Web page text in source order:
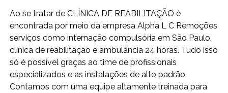
Ao se tratar de CLÍNICA DE REABILITAÇÃO é
encontrada por meio da empresa Alpha L C Remoções
serviços como internação compulsória em São Paulo,
clínica de reabilitação e ambulância 24 horas. Tudo isso
só é possível graças ao time de profissionais
especializados e as instalações de alto padrão.
Contamos com uma equipe altamente treinada para